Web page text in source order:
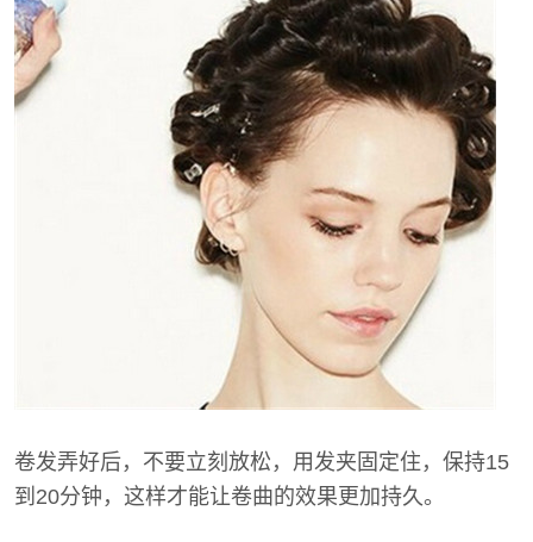
卷发弄好后，不要立刻放松，用发夹固定住，保持15
到20分钟，这样才能让卷曲的效果更加持久。